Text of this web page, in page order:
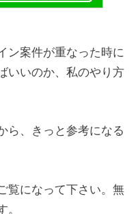
ン案件が重なった時に
いいのか、私のやり方
ら、きっと参考になる
覧になって下さい。無